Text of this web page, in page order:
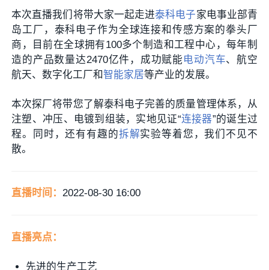
本次直播我们将带大家一起走进泰科电子家电事业部青
岛工厂，泰科电子作为全球连接和传感方案的拳头厂
商，目前在全球拥有100多个制造和工程中心，每年制
造的产品数量达2470亿件，成功赋能 电动汽车、航空
航天、数字化工厂和智能家居等产业的发展。
本次探厂将带您了解泰科电子完善的质量管理体系，从
注塑、冲压、电镀到组装，实地见证“连接器”的诞生过
程。同时，还有有趣的拆解实验等着您，我们不见不
散。
直播时间：2022-08-30 16:00
直播亮点：
先进的生产工艺